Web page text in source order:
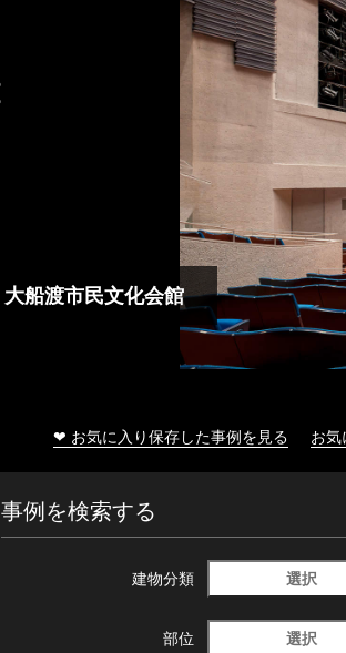
大船渡市民文化会館
❤ お気に入り保存した事例を見る お
事例を検索する
建物分類 選択
部位 選択